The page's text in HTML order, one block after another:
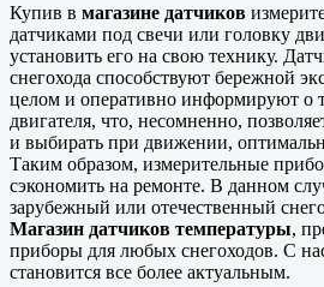
Купив в магазине датчиков
датчиками под свечи или головку
установить его на свою технику.
снегохода способствуют бережной
целом и оперативно информируют о
двигателя, что, несомненно,
и выбирать при движении,
Таким образом, измерительные
сэкономить на ремонте. В данном
зарубежный или отечественный
Магазин датчиков температуры,
приборы для любых снегоходов. С
становится все более актуальным.